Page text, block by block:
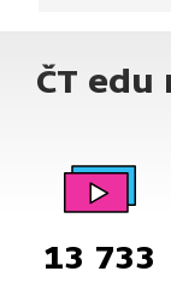
„člověčí“
skvělou
ČT
13 733